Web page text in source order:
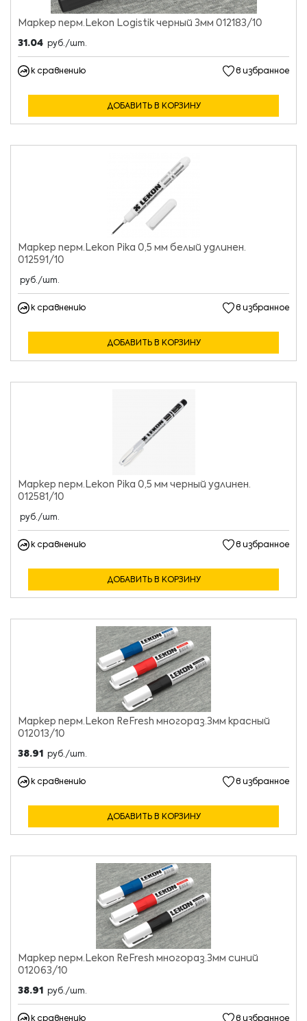
Маркер перм.Lekon Logistik черный 3мм 012183/10
31.04 руб./шт.
к сравнению в избранное
ДОБАВИТЬ В КОРЗИНУ
Маркер перм.Lekon Pika 0,5 мм белый удлинен.
012591/10
руб./шт.
к сравнению в избранное
ДОБАВИТЬ В КОРЗИНУ
Маркер перм.Lekon Pika 0,5 мм черный удлинен.
012581/10
руб./шт.
к сравнению в избранное
ДОБАВИТЬ В КОРЗИНУ
Маркер перм.Lekon ReFresh многораз.3мм красный
012013/10
38.91 руб./шт.
к сравнению в избранное
ДОБАВИТЬ В КОРЗИНУ
Маркер перм.Lekon ReFresh многораз.3мм синий
012063/10
38.91 руб./шт.
к сравнению в избранное